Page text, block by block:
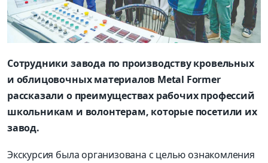
Сотрудники завода по производству кровельных
и облицовочных материалов Metal Former
рассказали о преимуществах рабочих профессий
школьникам и волонтерам, которые посетили их
завод.
Экскурсия была организована с целью ознакомления